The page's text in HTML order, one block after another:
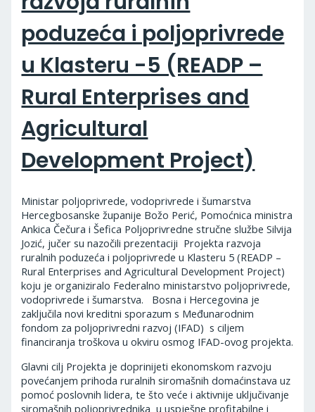
poduzeća i poljoprivrede
u Klasteru -5 (READP –
Rural Enterprises and
Agricultural
Development Project)
Ministar poljoprivrede, vodoprivrede i šumarstva
Hercegbosanske županije Božo Perić, Pomoćnica ministra
Ankica Čečura i Šefica Poljoprivredne stručne službe Silvija
Jozić, jučer su nazočili prezentaciji Projekta razvoja
ruralnih poduzeća i poljoprivrede u Klasteru 5 (READP –
Rural Enterprises and Agricultural Development Project)
koju je organiziralo Federalno ministarstvo poljoprivrede,
vodoprivrede i šumarstva. Bosna i Hercegovina je
zaključila novi kreditni sporazum s Međunarodnim
fondom za poljoprivredni razvoj (IFAD) s ciljem
financiranja troškova u okviru osmog IFAD-ovog projekta.
Glavni cilj Projekta je doprinijeti ekonomskom razvoju
povećanjem prihoda ruralnih siromašnih domaćinstava uz
pomoć poslovnih lidera, te što veće i aktivnije uključivanje
siromašnih poljoprivrednika u uspješne profitabilne i